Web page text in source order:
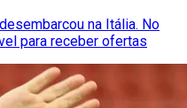
na Itália. No
para receber ofertas